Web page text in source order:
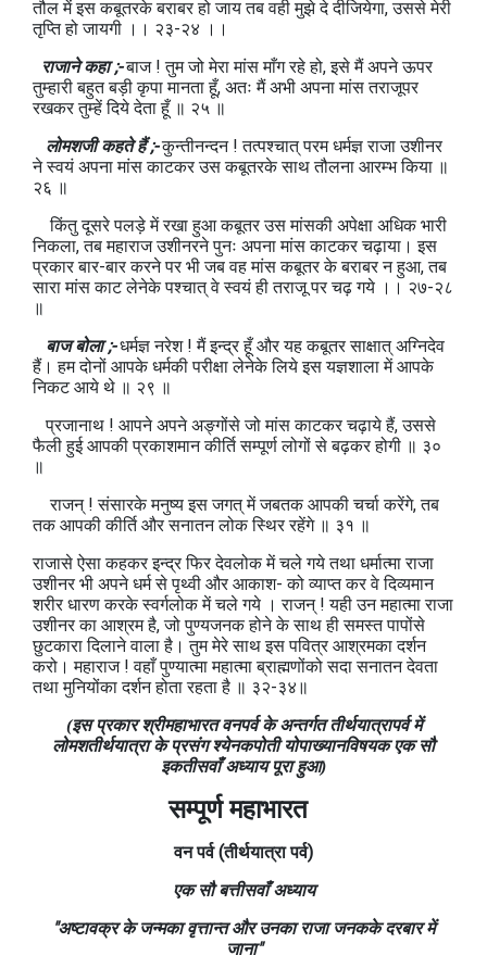
तौल में इस कबूतरके बराबर हो जाय तब वही मुझे दे दीजियेगा, उससे मेरी
तृप्ति हो जायगी ।। २३-२४ ।।
राजाने कहा ;-बाज ! तुम जो मेरा मांस माँग रहे हो, इसे मैं अपने ऊपर
तुम्हारी बहुत बड़ी कृपा मानता हूँ, अतः मैं अभी अपना मांस तराजूपर
रखकर तुम्हें दिये देता हूँ ॥ २५ ॥
लोमशजी कहते हैं ;-कुन्तीनन्दन ! तत्पश्चात् परम धर्मज्ञ राजा उशीनर
ने स्वयं अपना मांस काटकर उस कबूतरके साथ तौलना आरम्भ किया ॥
२६ ॥
किंतु दूसरे पलड़े में रखा हुआ कबूतर उस मांसकी अपेक्षा अधिक भारी
निकला, तब महाराज उशीनरने पुनः अपना मांस काटकर चढ़ाया। इस
प्रकार बार-बार करने पर भी जब वह मांस कबूतर के बराबर न हुआ, तब
सारा मांस काट लेनेके पश्चात् वे स्वयं ही तराजू पर चढ़ गये ।। २७-२८
॥
बाज बोला ;-धर्मज्ञ नरेश ! मैं इन्द्र हूँ और यह कबूतर साक्षात् अग्निदेव
हैं। हम दोनों आपके धर्मकी परीक्षा लेनेके लिये इस यज्ञशाला में आपके
निकट आये थे ॥ २९ ॥
प्रजानाथ ! आपने अपने अङ्गोंसे जो मांस काटकर चढ़ाये हैं, उससे
फैली हुई आपकी प्रकाशमान कीर्ति सम्पूर्ण लोगों से बढ़कर होगी ॥ ३०
॥
राजन् ! संसारके मनुष्य इस जगत् में जबतक आपकी चर्चा करेंगे, तब
तक आपकी कीर्ति और सनातन लोक स्थिर रहेंगे ॥ ३१ ॥
राजासे ऐसा कहकर इन्द्र फिर देवलोक में चले गये तथा धर्मात्मा राजा
उशीनर भी अपने धर्म से पृथ्वी और आकाश- को व्याप्त कर वे दिव्यमान
शरीर धारण करके स्वर्गलोक में चले गये । राजन् ! यही उन महात्मा राजा
उशीनर का आश्रम है, जो पुण्यजनक होने के साथ ही समस्त पापोंसे
छुटकारा दिलाने वाला है। तुम मेरे साथ इस पवित्र आश्रमका दर्शन
करो। महाराज ! वहाँ पुण्यात्मा महात्मा ब्राह्मणोंको सदा सनातन देवता
तथा मुनियोंका दर्शन होता रहता है ॥ ३२-३४॥
(इस प्रकार श्रीमहाभारत वनपर्व के अन्तर्गत तीर्थयात्रापर्व में
लोमशतीर्थयात्रा के प्रसंग श्येनकपोती योपाख्यानविषयक एक सौ
इकतीसवाँ अध्याय पूरा हुआ)
सम्पूर्ण महाभारत
वनपर्व(तीर्थयात्रा पर्व)
एक सौ बत्तीसवाँ अध्याय
"अष्टावक्र के जन्मका वृत्तान्त और उनका राजा जनकके दरबार में
जाना"